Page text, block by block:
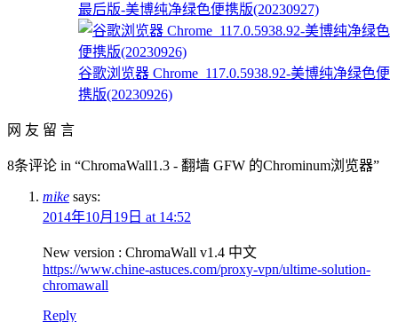
最后版-美博纯净绿色便携版(20230927)
谷歌浏览器 Chrome_117.0.5938.92-美博纯净绿色便
携版(20230926)
网 友 留 言
8条评论 in “ChromaWall1.3 - 翻墙 GFW 的Chrominum浏览器”
mike says:
2014年10月19日 at 14:52
New version : ChromaWall v1.4 中文
https://www.chine-astuces.com/proxy-vpn/ultime-solution-
chromawall
Reply